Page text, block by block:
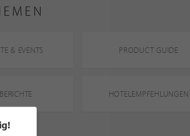
& EVENTS PRODUCT GUIDE
HOTELEMPFEHLUNGEN